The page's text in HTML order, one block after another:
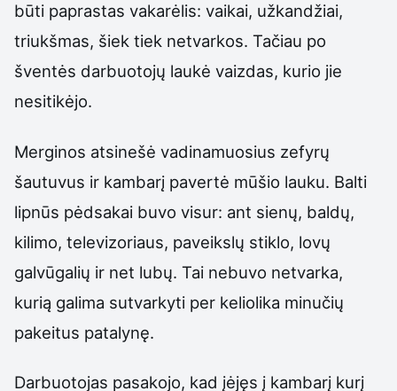
būti paprastas vakarėlis: vaikai, užkandžiai,
triukšmas, šiek tiek netvarkos. Tačiau po
šventės darbuotojų laukė vaizdas, kurio jie
nesitikėjo.
Merginos atsinešė vadinamuosius zefyrų
šautuvus ir kambarį pavertė mūšio lauku. Balti
lipnūs pėdsakai buvo visur: ant sienų, baldų,
kilimo, televizoriaus, paveikslų stiklo, lovų
galvūgalių ir net lubų. Tai nebuvo netvarka,
kurią galima sutvarkyti per keliolika minučių
pakeitus patalynę.
Darbuotojas pasakojo, kad įėjęs į kambarį kurį